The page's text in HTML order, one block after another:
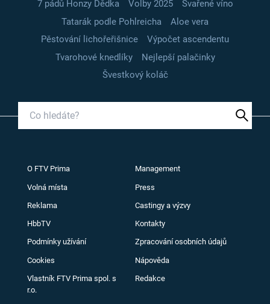
7 pádů Honzy Dědka
Volby 2025
Svařené víno
Tatarák podle Pohlreicha
Aloe vera
Pěstování lichořeřišnice
Výpočet ascendentu
Tvarohové knedlíky
Nejlepší palačinky
Švestkový koláč
O FTV Prima Management
Volná místa Press
Reklama Castingy a výzvy
HbbTV Kontakty
Podmínky užívání Zpracování osobních údajů
Cookies Nápověda
Vlastník FTV Prima spol. s
r.o.
Redakce